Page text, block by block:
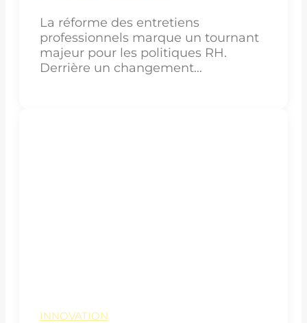
La réforme des entretiens
professionnels marque un tournant
majeur pour les politiques RH.
Derrière un changement…
INNOVATION